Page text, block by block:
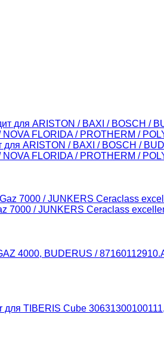
ARISTON / BAXI / BOSCH /
FLORIDA / PROTHERM /
7000 / JUNKERS Ceraclass
4000, BUDERUS /
для TIBERIS Cube